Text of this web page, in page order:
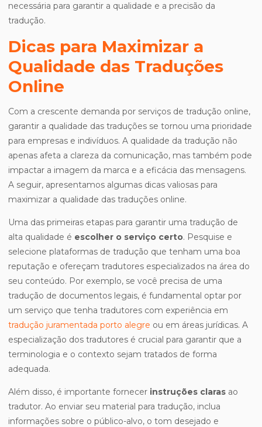
necessária para garantir a qualidade e a precisão da
tradução.
Dicas para Maximizar a
Qualidade das Traduções
Online
Com a crescente demanda por serviços de tradução online,
garantir a qualidade das traduções se tornou uma prioridade
para empresas e indivíduos. A qualidade da tradução não
apenas afeta a clareza da comunicação, mas também pode
impactar a imagem da marca e a eficácia das mensagens.
A seguir, apresentamos algumas dicas valiosas para
maximizar a qualidade das traduções online.
Uma das primeiras etapas para garantir uma tradução de
alta qualidade é escolher o serviço certo. Pesquise e
selecione plataformas de tradução que tenham uma boa
reputação e ofereçam tradutores especializados na área do
seu conteúdo. Por exemplo, se você precisa de uma
tradução de documentos legais, é fundamental optar por
um serviço que tenha tradutores com experiência em
tradução juramentada porto alegre ou em áreas jurídicas. A
especialização dos tradutores é crucial para garantir que a
terminologia e o contexto sejam tratados de forma
adequada.
Além disso, é importante fornecer instruções claras ao
tradutor. Ao enviar seu material para tradução, inclua
informações sobre o público-alvo, o tom desejado e